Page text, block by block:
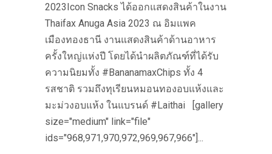
2023Icon Snacks ได้ออกแสดงสินค้าในงาน
Thaifax Anuga Asia 2023 ณ อิมแพค
เมืองทองธานี งานแสดงสินค้าด้านอาหาร
ครั้งใหญ่แห่งปี โดยได้นำผลิตภัณฑ์ที่ได้รับ
ความนิยมทั้ง #BananamaxChips ทั้ง 4
รสชาติ รวมถึงทุเรียนหมอนทองอบแห้งและ
มะม่วงอบแห้ง ในแบรนด์ #Laithai [gallery
size="medium" link="file"
ids="968,971,970,972,969,967,966"]...